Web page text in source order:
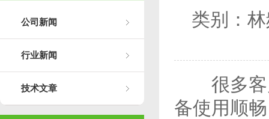
公司新闻
行业新闻
技术文章
类别：
很多客户
备使用顺